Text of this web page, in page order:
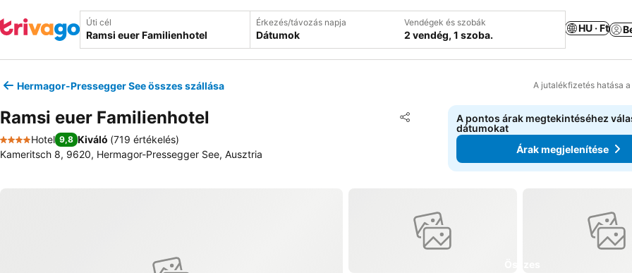
Úti cél Érkezés/távozás napja
Dátumok
Vendégek és szobák
2 vendég, 1 szoba.
HU · Ft
Hermagor-Pressegger See összes szállása A jutalékfizetés hatása
Ramsi euer Familienhotel Megosztás
Hozzáadás a kedvencekhez
4 Kategória
Hotel 9,8 Kiváló (719 értékelés)
Kameritsch 8, 9620, Hermagor-Pressegger See, Ausztria
A pontos árak megtekintéséhez
dátumokat
Árak megjelenítése